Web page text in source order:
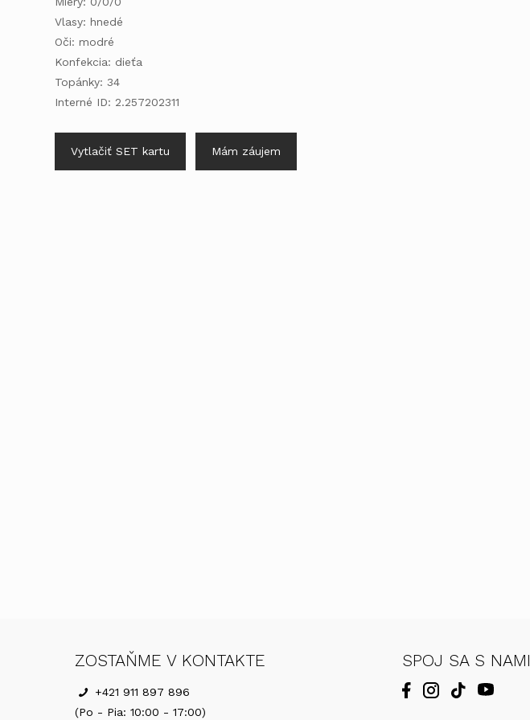
Vlasy: hnedé
Oči: modré
Konfekcia: dieťa
Topánky: 34
Interné ID: 2.257202311
Vytlačiť SET kartu Mám záujem
ZOSTAŇME V KONTAKTE
+421 911 897 896
(Po - Pia: 10:00 - 17:00)
SPOJ SA S NAMI